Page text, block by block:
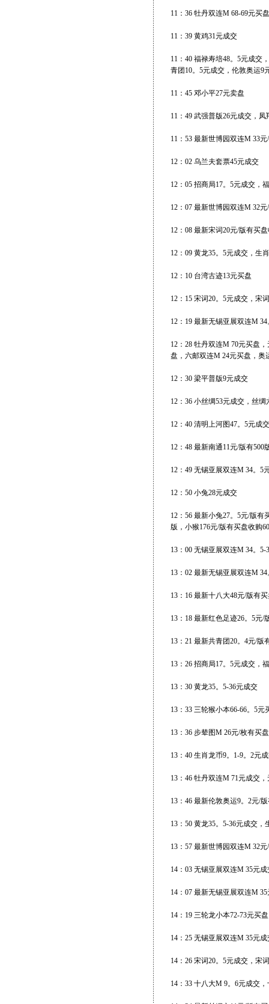
11：36 牡丹双连M 68-69元买
11：39 黄鸡31元成交
11：40 福禄寿培48。5元成交
青团10。5元成交，伦敦奥运9
11：45 邓小平27元卖盘
11：49 武强普版26元成交，
11：53 最新世博园双连M 33
12：02 乌兰夫套票45元成交
12：05 招商局17。5元成交，
12：07 最新世博园双连M 32
12：08 最新宋词20元/版有买
12：09 黄龙35。5元成交，生
12：10 台湾古迹13元买盘
12：15 宋词20。5元成交，宋
12：19 最新无锡亚展双连M
12：28 牡丹双连M 70元买盘
盘，六邮双连M 24元买盘，奥
12：30 梁平普版9元成交
12：36 小丝绸53元成交，丝绸
12：40 清明上河图47。5元成交
12：48 最新南通11元/版有
12：49 无锡亚展双连M 34。5
12：50 小兔28元成交
12：56 最新小兔27。5元/版有
版，小猴176元/版有买盘收购
13：00 无锡亚展双连M 34。
13：02 最新无锡亚展双连M
13：16 最新十八大48元/版有
13：18 最新红色足迹26。5元/
13：21 最新共青团20。4元/版
13：26 招商局17。5元成交，
13：30 黄龙35。5-36元成交
13：33 三轮猴小本66-66。5
13：36 步辇图M 26元/枚有买
13：40 生肖龙币9。1-9。2元
13：46 牡丹双连M 71元成交
13：46 最新伦敦奥运9。2元/
13：50 黄龙35。5-36元成交
13：57 最新世博园双连M 32
14：03 无锡亚展双连M 35元成
14：07 最新无锡亚展双连M
14：19 三轮龙小本72-73元买
14：25 无锡亚展双连M 35元成
14：26 宋词20。5元成交，宋
14：33 十八大M 9。6元成交